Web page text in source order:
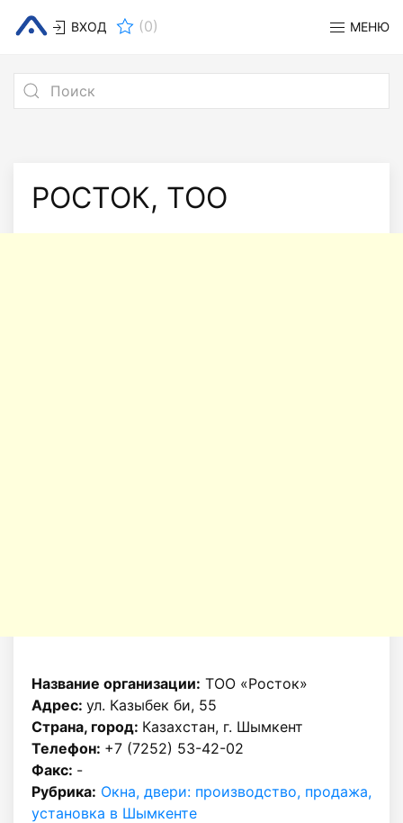
ВХОД (0) МЕНЮ
РОСТОК, ТОО
Название организации: ТОО «Росток»
Адрес: ул. Казыбек би, 55
Страна, город: Казахстан, г. Шымкент
Телефон: +7 (7252) 53-42-02
Факс: -
Рубрика: Окна, двери: производство, продажа,
установка в Шымкенте